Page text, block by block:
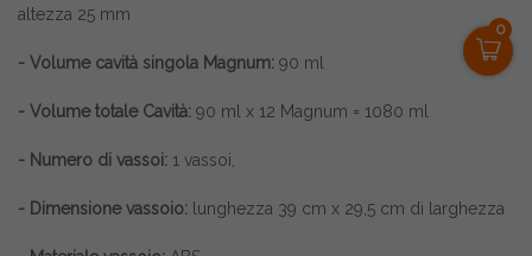
0
altezza 25 mm
- Volume cavità singola Magnum: 90 ml
- Volume totale Cavità: 90 ml x 12 Magnum = 1080 ml
- Numero di vassoi: 1 vassoi,
- Dimensione vassoio: lunghezza 39 cm x 29,5 cm di larghezza